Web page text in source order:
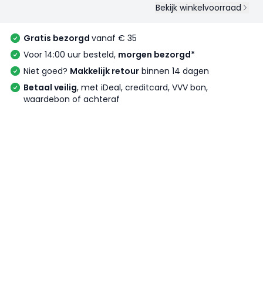
Bekijk winkelvoorraad
Gratis bezorgd vanaf € 35
Voor 14:00 uur besteld, morgen bezorgd*
Niet goed? Makkelijk retour binnen 14 dagen
Betaal veilig, met iDeal, creditcard, VVV bon,
waardebon of achteraf